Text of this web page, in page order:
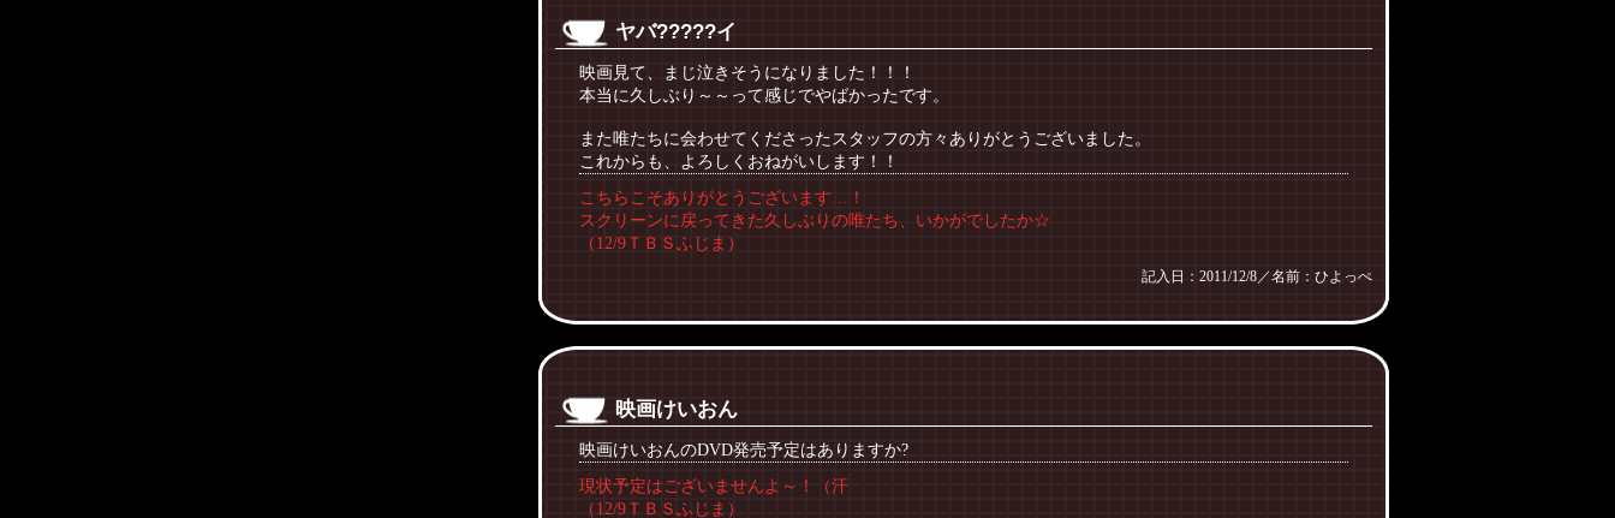
ヤバ?????イ
映画見て、まじ泣きそうになりました！！！
本当に久しぶり～～って感じでやばかったです。
また唯たちに会わせてくださったスタッフの方々ありがとうございました。
これからも、よろしくおねがいします！！
こちらこそありがとうございます…！
スクリーンに戻ってきた久しぶりの唯たち、いかがでしたか☆
（12/9ＴＢＳふじま）
記入日：2011/12/8／名前：ひよっぺ
映画けいおん
映画けいおんのDVD発売予定はありますか?
現状予定はございませんよ～！（汗
（12/9ＴＢＳふじま）